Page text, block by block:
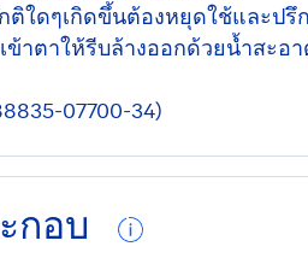
ใดๆเกิดขึ้นต้องหยุดใช้และปรึ
ข้าตาให้รีบล้างออกด้วยน้ำสะอ
07700-34)
กอบ